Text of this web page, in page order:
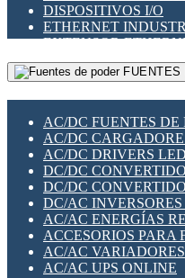
RELÉS DE ESTADO
RELÉS
RELÉS MINIATURA
SENSORES
SWITCH Y
TARJETAS PI
UNIÓN Y
DISPOSITIVOS I/O
ETHERNET
EXTENSOR
GATEWAY
GESTIÓN DE REDES
PLACAS
SWITCHES Y REDES
SOLUCIONES IOT
SOLUCIONES
SOLUCIONES RED
SEGURIDAD PARA
SWITCHES LAN
TELEFONÍA IP (VOIP)
VIGILANCIA IP
MESHTASTIC
FUENTES
AC/DC FUENTES DE
AC/DC
AC/DC DRIVERS LED
DC/DC
DC/DC
DC/AC
AC/AC ENERGÍAS
ACCESORIOS PARA
AC/AC
AC/AC UPS ONLINE